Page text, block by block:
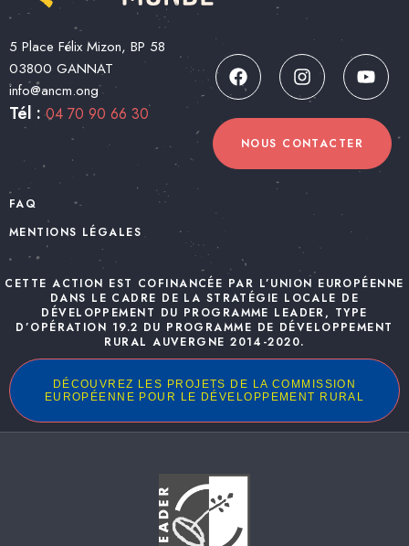
5 Place Félix Mizon, BP 58
03800 GANNAT
info@ancm.ong
Tél :04 70 90 66 30
NOUS CONTACTER
FAQ
MENTIONS LÉGALES
CETTE ACTION EST COFINANCÉE PAR L’UNION EUROPÉENNE
DANS LE CADRE DE LA STRATÉGIE LOCALE DE
DÉVELOPPEMENT DU PROGRAMME LEADER, TYPE
D’OPÉRATION 19.2 DU PROGRAMME DE DÉVELOPPEMENT
RURAL AUVERGNE 2014-2020.
DÉCOUVREZ LES PROJETS DE LA COMMISSION
EUROPÉENNE POUR LE DÉVELOPPEMENT RURAL